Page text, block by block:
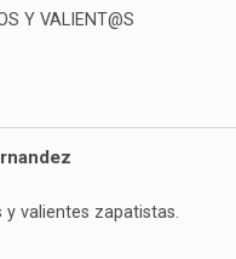
Y VALIENT@S
y valientes zapatistas.